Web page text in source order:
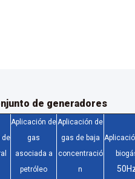
de generadores
de
Aplicación de
gas
asociada a
petróleo
Aplicación de
gas de baja
concentració
n